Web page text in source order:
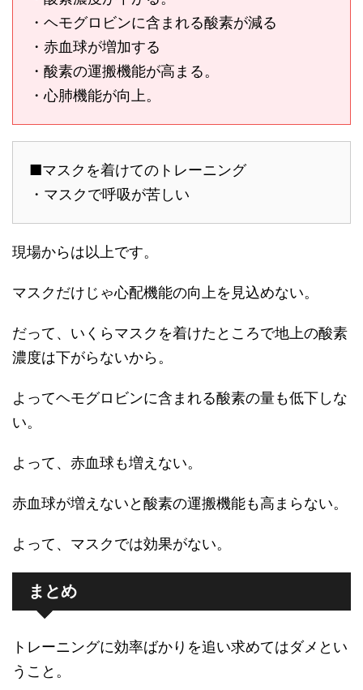
・ヘモグロビンに含まれる酸素が減る
・赤血球が増加する
・酸素の運搬機能が高まる。
・心肺機能が向上。
■マスクを着けてのトレーニング
・マスクで呼吸が苦しい
現場からは以上です。
マスクだけじゃ心配機能の向上を見込めない。
だって、いくらマスクを着けたところで地上の酸素
濃度は下がらないから。
よってヘモグロビンに含まれる酸素の量も低下しな
い。
よって、赤血球も増えない。
赤血球が増えないと酸素の運搬機能も高まらない。
よって、マスクでは効果がない。
まとめ
トレーニングに効率ばかりを追い求めてはダメとい
うこと。